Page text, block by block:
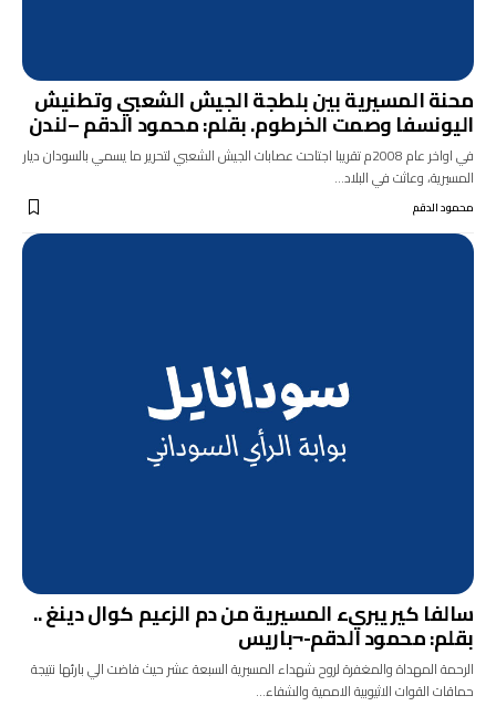
محنة المسيرية بين بلطجة الجيش الشعبي وتطنيش
اليونسفا وصمت الخرطوم. بقلم: محمود الدقم –لندن
في اواخر عام 2008م تقريبا اجتاحت عصابات الجيش الشعبي لتحرير ما يسمي بالسودان ديار
المسيرية، وعاثت في البلاد…
محمود الدقم
سالفا كير يبريء المسيرية من دم الزعيم كوال دينغ ..
بقلم: محمود الدقم-¬باريس
الرحمة المهداة والمغفرة لروح شهداء المسيرية السبعة عشر حيث فاضت الي بارئها نتيجة
حماقات القوات الاثيوبية الاممية والشفاء…